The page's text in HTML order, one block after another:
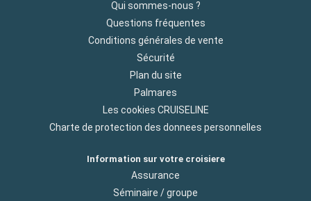
Qui sommes-nous ?
Questions fréquentes
Conditions générales de vente
Sécurité
Plan du site
Palmares
Les cookies CRUISELINE
Charte de protection des donnees personnelles
Information sur votre croisiere
Assurance
Séminaire / groupe